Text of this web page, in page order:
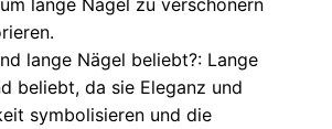
lange Nägel beliebt?: Lange
beliebt, da sie Eleganz und
symbolisieren und die